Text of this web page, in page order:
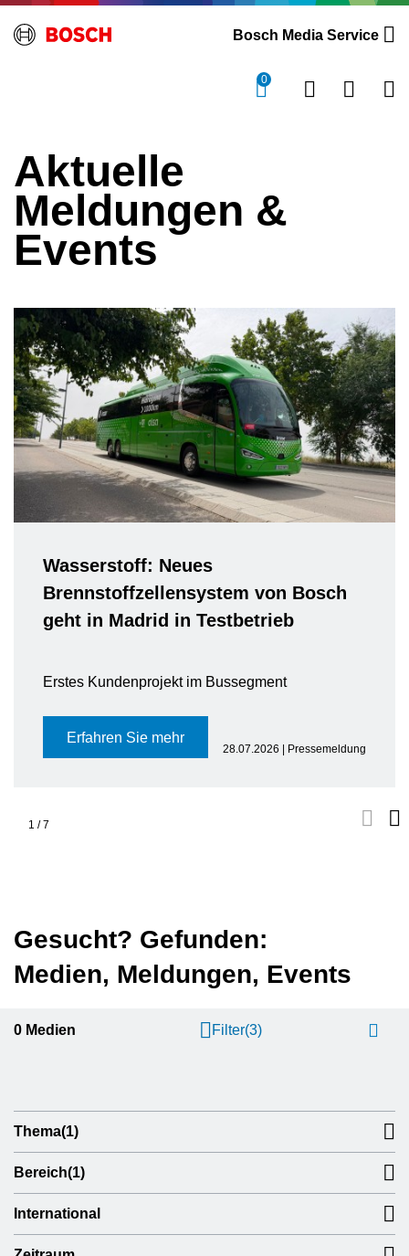
Bosch Media Service
0
Aktuelle
Meldungen &
Events
Wasserstoff: Neues
Brennstoffzellensystem von Bosch
geht in Madrid in Testbetrieb
Erstes Kundenprojekt im Bussegment
Erfahren Sie mehr
28.07.2026 | Pressemeldung
1 /7
Gesucht? Gefunden:
Medien, Meldungen, Events
0 Medien Filter(3)
Thema(1)
Bereich(1)
International